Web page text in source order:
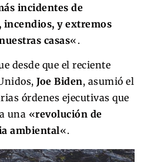
incidentes de
incendios, y extremos
casas«.
desde que el reciente
Joe Biden, asumió el
órdenes ejecutivas que
una «revolución de
ambiental«.